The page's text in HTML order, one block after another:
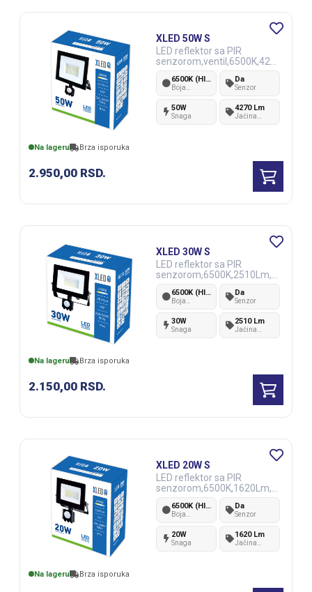
Na lageru Brza isporuka
2.950,00 RSD.
XLED 50W S
LED reflektor sa PIR
senzorom,ventil,6500K,427
6500K (Hladno bela)
Boja
Da
Senzor
50W
Snaga
4270 Lm
Jačina
Na lageru Brza isporuka
2.150,00 RSD.
XLED 30W S
LED reflektor sa PIR
senzorom,6500K,2510Lm,A
6500K (Hladno bela)
Boja
Da
Senzor
30W
Snaga
2510 Lm
Jačina
Na lageru Brza isporuka
XLED 20W S
LED reflektor sa PIR
senzorom,6500K,1620Lm,A
6500K (Hladno bela)
Boja
Da
Senzor
20W
Snaga
1620 Lm
Jačina